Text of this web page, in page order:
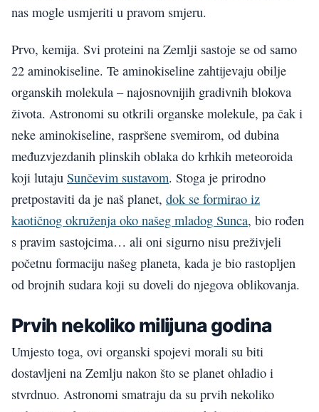
nas mogle usmjeriti u pravom smjeru.
Prvo, kemija. Svi proteini na Zemlji sastoje se od samo
22 aminokiseline. Te aminokiseline zahtijevaju obilje
organskih molekula – najosnovnijih gradivnih blokova
života. Astronomi su otkrili organske molekule, pa čak i
neke aminokiseline, raspršene svemirom, od dubina
međuzvjezdanih plinskih oblaka do krhkih meteoroida
koji lutaju Sunčevim sustavom. Stoga je prirodno
pretpostaviti da je naš planet, dok se formirao iz
kaotičnog okruženja oko našeg mladog Sunca, bio rođen
s pravim sastojcima… ali oni sigurno nisu preživjeli
početnu formaciju našeg planeta, kada je bio rastopljen
od brojnih sudara koji su doveli do njegova oblikovanja.
Prvih nekoliko milijuna godina
Umjesto toga, ovi organski spojevi morali su biti
dostavljeni na Zemlju nakon što se planet ohladio i
stvrdnuo. Astronomi smatraju da su prvih nekoliko